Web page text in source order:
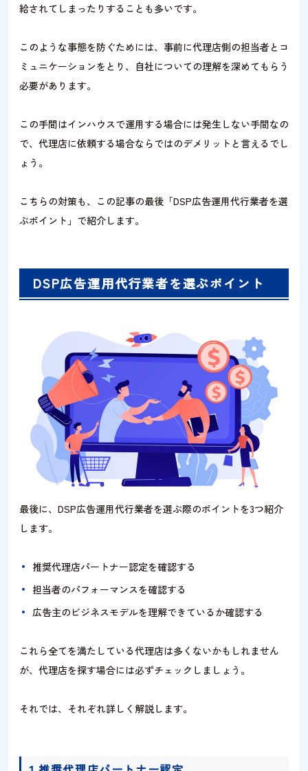
給されてしまったりすることも多いです。
このような事態を防ぐためには、事前に代理店側の担当者とコ
ミュニケーションをとり、自社についての理解を深めてもらう
必要があります。
この手間はインハウスで運用する場合には発生しない手間なの
で、代理店に依頼する場合ならではのデメリットと言えるでし
ょう。
こちらの対策も、この記事の最後「DSP広告運用代行業者を選
ぶポイント」で紹介します。
DSP広告運用代行業者を選ぶポイント
最後に、DSP広告運用代行業者を選ぶ際のポイントを3つ紹介
します。
推奨代理店パートナー認定を確認する
担当者のパフォーマンスを確認する
広告主のビジネスモデルを理解できているか確認する
これら全てを満たしている代理店は多くないかもしれません
が、代理店を探す場合には必ずチェックしましょう。
それでは、それぞれ詳しく解説します。